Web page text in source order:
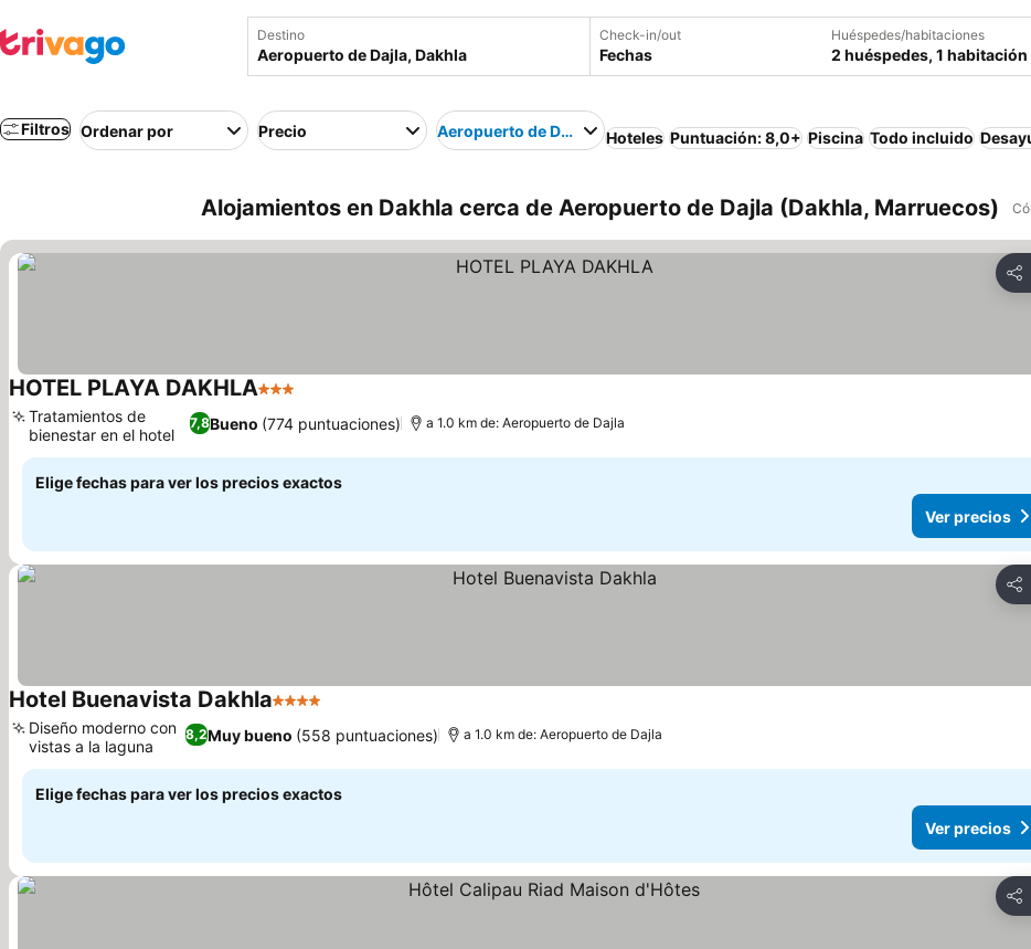
Destino Check-in/out
Fechas
Huéspedes/habitaciones
2 huéspedes, 1 habitación
Filtros Ordenar por Precio Aeropuerto de Dajla Hoteles Puntuación: 8,0+ Piscina Todo incluido
Alojamientos en Dakhla cerca de Aeropuerto de Dajla (Dakhla, Marruecos)
HOTEL PLAYA DAKHLA3 Estrellas
7,8Bueno (774 puntuaciones)
Tratamientos de
bienestar en el hotel
a 1.0 km de: Aeropuerto de Dajla
Elige fechas para ver los precios exactos
Ver precios
Hotel Buenavista Dakhla4 Estrellas
8,2Muy bueno (558 puntuaciones)
Diseño moderno con
vistas a la laguna
a 1.0 km de: Aeropuerto de Dajla
Elige fechas para ver los precios exactos
Ver precios